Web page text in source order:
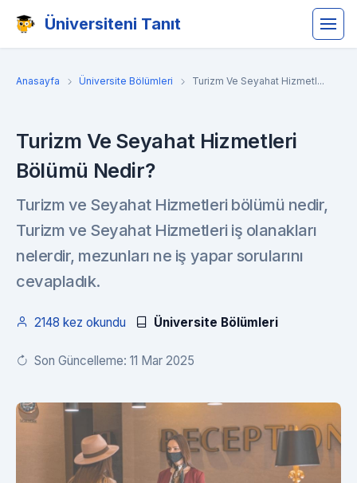
Üniversiteni Tanıt
Anasayfa Üniversite Bölümleri Turizm Ve Seyahat Hizmetl...
Turizm Ve Seyahat Hizmetleri
Bölümü Nedir?
Turizm ve Seyahat Hizmetleri bölümü nedir,
Turizm ve Seyahat Hizmetleri iş olanakları
nelerdir, mezunları ne iş yapar sorularını
cevapladık.
2148 kez okundu Üniversite Bölümleri
Son Güncelleme: 11 Mar 2025